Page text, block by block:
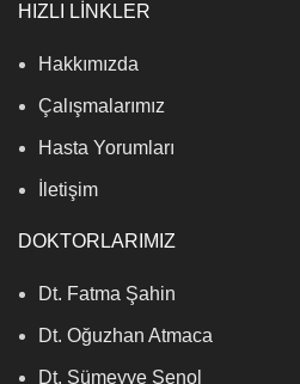
HIZLI LİNKLER
Hakkımızda
Çalışmalarımız
Hasta Yorumları
İletişim
DOKTORLARIMIZ
Dt. Fatma Şahin
Dt. Oğuzhan Atmaca
Dt. Sümeyye Şenol